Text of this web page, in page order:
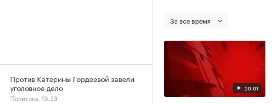
За все время
20:01
Против Катерины Гордеевой завели
уголовное дело
Политика, 19:23